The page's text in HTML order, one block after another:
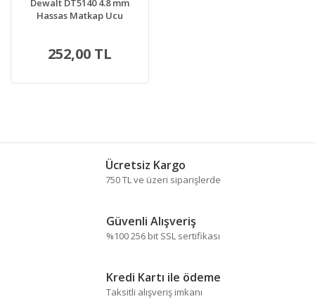
Dewalt DT5140 4.8 mm
Hassas Matkap Ucu
252,00 TL
Ücretsiz Kargo
750 TL ve üzeri siparişlerde
Güvenli Alışveriş
%100 256 bit SSL sertifikası
Kredi Kartı ile ödeme
Taksitli alışveriş imkanı